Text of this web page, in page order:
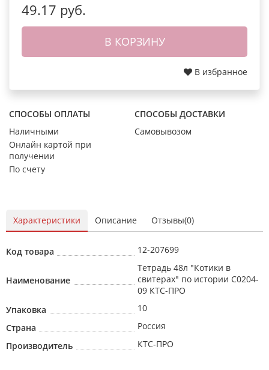
49.17 руб.
В КОРЗИНУ
В избранное
СПОСОБЫ ОПЛАТЫ
Наличными
Онлайн картой при
получении
По счету
СПОСОБЫ ДОСТАВКИ
Самовывозом
Характеристики Описание Отзывы(0)
Код товара 12-207699
Наименование
Тетрадь 48л "Котики в
свитерах" по истории С0204-
09 КТС-ПРО
Упаковка
10
Страна
Россия
Производитель
КТС-ПРО